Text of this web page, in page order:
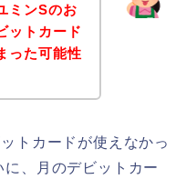
ミンSのお
ットカード
った可能性
トカードが使えなかっ
、月のデビットカー